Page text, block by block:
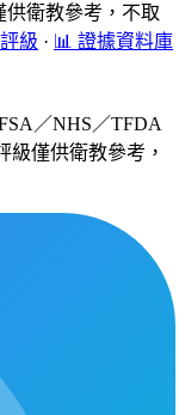
供衛教參考，不取
級 · 📊 證據資料庫
／NHS／TFDA
級僅供衛教參考，